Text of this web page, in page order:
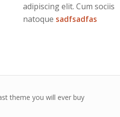
adipiscing elit. Cum sociis
natoque sadfsadfas
theme you will ever buy